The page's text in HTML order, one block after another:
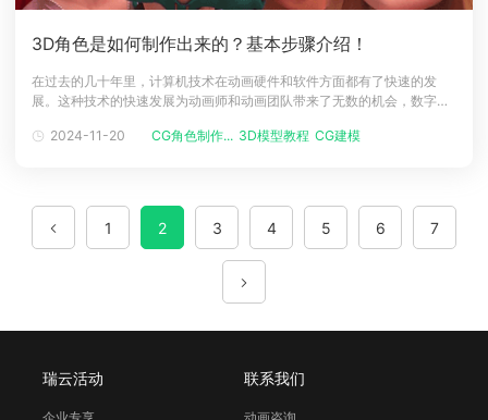
3D角色是如何制作出来的？基本步骤介绍！
在过去的几十年里，计算机技术在动画硬件和软件方面都有了快速的发
展。这种技术的快速发展为动画师和动画团队带来了无数的机会，数字文
天的硬件和软件使创建3D模型和资产变得更加容易，但要制作出真正吸引
2024-11-20 CG角色制作... 3D模型教程 CG建模
1 2 3 4 5 6 7
瑞云活动 联系我们